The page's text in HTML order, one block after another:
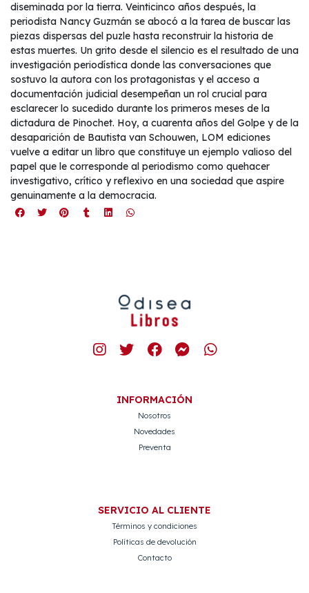
diseminada por la tierra. Veinticinco años después, la
periodista Nancy Guzmán se abocó a la tarea de buscar las
piezas dispersas del puzle hasta reconstruir la historia de
estas muertes. Un grito desde el silencio es el resultado de una
investigación periodística donde las conversaciones que
sostuvo la autora con los protagonistas y el acceso a
documentación judicial desempeñan un rol crucial para
esclarecer lo sucedido durante los primeros meses de la
dictadura de Pinochet. Hoy, a cuarenta años del Golpe y de la
desaparición de Bautista van Schouwen, LOM ediciones
vuelve a editar un libro que constituye un ejemplo valioso del
papel que le corresponde al periodismo como quehacer
investigativo, crítico y reflexivo en una sociedad que aspire
genuinamente a la democracia.
INFORMACIÓN
Nosotros
Novedades
Preventa
SERVICIO AL CLIENTE
Términos y condiciones
Políticas de devolución
Contacto